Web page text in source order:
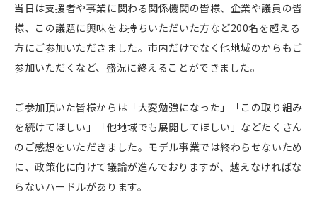
当日は支援者や事業に関わる関係機関の皆様、企業や議員の皆
様、この議題に興味をお持ちいただいた方など200名を超える
方にご参加いただきました。市内だけでなく他地域のからもご
参加いただくなど、盛況に終えることができました。
ご参加頂いた皆様からは「大変勉強になった」「この取り組み
を続けてほしい」「他地域でも展開してほしい」などたくさん
のご感想をいただきました。モデル事業では終わらせないため
に、政策化に向けて議論が進んでおりますが、越えなければな
らないハードルがあります。